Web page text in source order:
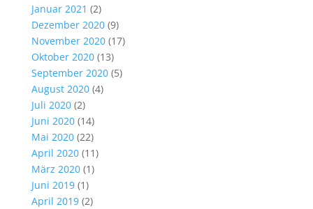
Januar 2021 (2)
Dezember 2020(9)
November 2020(17)
Oktober 2020(13)
September 2020(5)
August 2020(4)
Juli 2020(2)
Juni 2020(14)
Mai 2020(22)
April 2020(11)
März 2020(1)
Juni 2019(1)
April 2019(2)